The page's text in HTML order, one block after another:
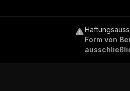
Form von